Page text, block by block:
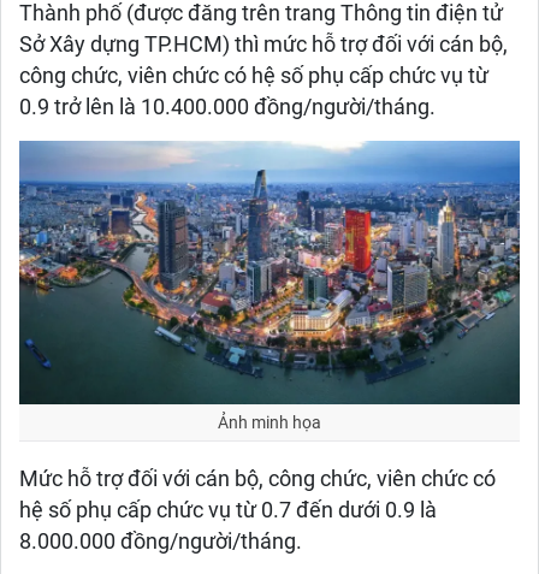
Thành phố (được đăng trên trang Thông tin điện tử
Sở Xây dựng TP.HCM) thì mức hỗ trợ đối với cán bộ,
công chức, viên chức có hệ số phụ cấp chức vụ từ
0.9 trở lên là 10.400.000 đồng/người/tháng.
Ảnh minh họa
Mức hỗ trợ đối với cán bộ, công chức, viên chức có
hệ số phụ cấp chức vụ từ 0.7 đến dưới 0.9 là
8.000.000 đồng/người/tháng.